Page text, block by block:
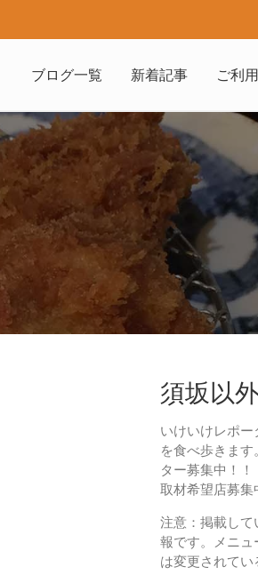
ブログ一覧 新着記事 ご利
須坂以
いけいけレポ
を食べ歩きま
ター募集中！！
取材希望店募集
注意：掲載し
報です。メニ
は変更されてい